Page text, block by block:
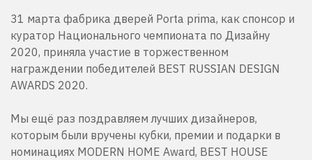
31 марта фабрика дверей Porta prima, как спонсор и
куратор Национального чемпионата по Дизайну
2020, приняла участие в торжественном
награждении победителей BEST RUSSIAN DESIGN
AWARDS 2020.
Мы ещё раз поздравляем лучших дизайнеров,
которым были вручены кубки, премии и подарки в
номинациях MODERN HOME Award, BEST HOUSE